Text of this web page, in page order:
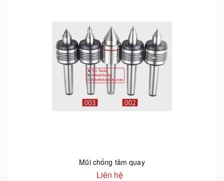
Mũi chống tâm quay
Liên hệ